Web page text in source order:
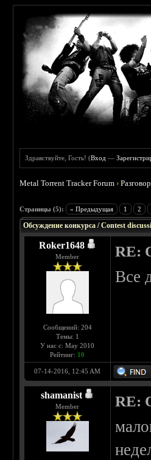
Здравствуйте, Гость! (Вход —
Metal Torrent Tracker Forum ›
Страницы (5): « Предыдущая 1 2
Обсуждение конкурса / Contest
Roker1648
Member
Сообщений: 204
Темы: 1
У нас с: May 2010
Рейтинг: 10
RE:
Все
07-14-2016, 12:45 AM
shamanist
Member RE: